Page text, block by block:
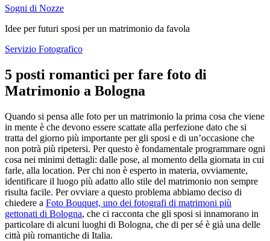
Sogni di Nozze
Idee per futuri sposi per un matrimonio da favola
Servizio Fotografico
5 posti romantici per fare foto di
Matrimonio a Bologna
Quando si pensa alle foto per un matrimonio la prima cosa che viene
in mente è che devono essere scattate alla perfezione dato che si
tratta del giorno più importante per gli sposi e di un’occasione che
non potrà più ripetersi. Per questo è fondamentale programmare ogni
cosa nei minimi dettagli: dalle pose, al momento della giornata in cui
farle, alla location. Per chi non è esperto in materia, ovviamente,
identificare il luogo più adatto allo stile del matrimonio non sempre
risulta facile. Per ovviare a questo problema abbiamo deciso di
chiedere a Foto Bouquet, uno dei fotografi di matrimoni più
gettonati di Bologna, che ci racconta che gli sposi si innamorano in
particolare di alcuni luoghi di Bologna, che di per sé è già una delle
città più romantiche di Italia.